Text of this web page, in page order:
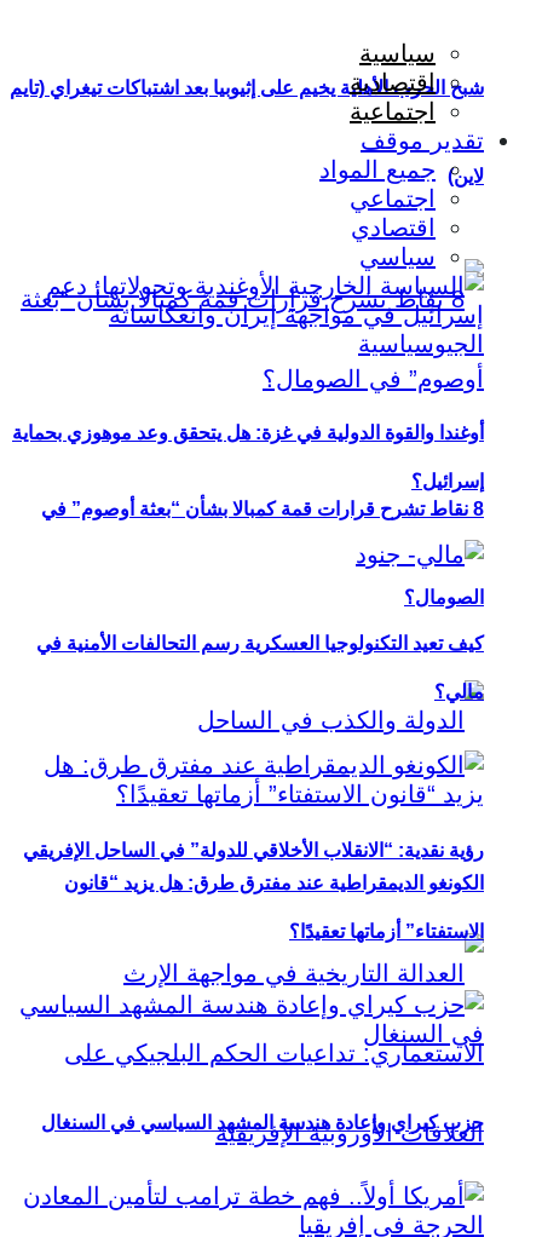
شبح الحرب الأهلية يخيم على إثيوبيا بعد اشتباكات تيغراي (تايم
لاين)
8 نقاط تشرح قرارات قمة كمبالا بشأن “بعثة أوصوم” في
الصومال؟
رؤية نقدية: “الانقلاب الأخلاقي للدولة” في الساحل الإفريقي
سياسية
اقتصادية
اجتماعية
تقدير موقف
جميع المواد
اجتماعي
اقتصادي
سياسي
أوغندا والقوة الدولية في غزة: هل يتحقق وعد موهوزي بحماية
إسرائيل؟
كيف تعيد التكنولوجيا العسكرية رسم التحالفات الأمنية في
مالي؟
الكونغو الديمقراطية عند مفترق طرق: هل يزيد “قانون
الاستفتاء” أزماتها تعقيدًا؟
حزب كيراي وإعادة هندسة المشهد السياسي في السنغال